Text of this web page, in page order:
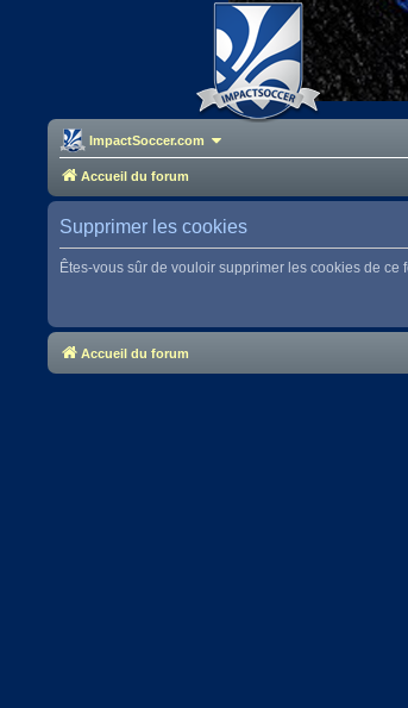
ImpactSoccer.com
Accueil du forum
Supprimer les cookies
Êtes-vous sûr de vouloir supprimer les cookies de ce
Accueil du forum